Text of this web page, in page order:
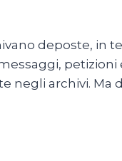
deposte, in
archivi. Ma